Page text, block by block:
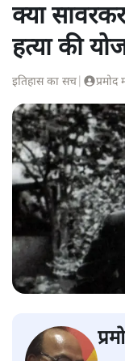
क्या
हत्या की
इतिहास का सच